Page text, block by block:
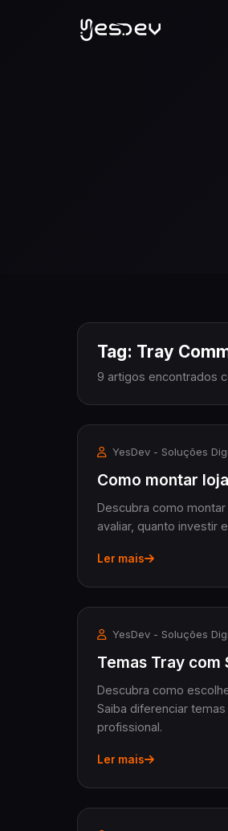
Tag: Tray
9 artigos encontrados
YesDev - Soluções
Como montar
Descubra como
avaliar, quanto investir
Ler mais
YesDev - Soluções
Temas Tray com
Descubra como
Saiba diferenciar
profissional.
Ler mais